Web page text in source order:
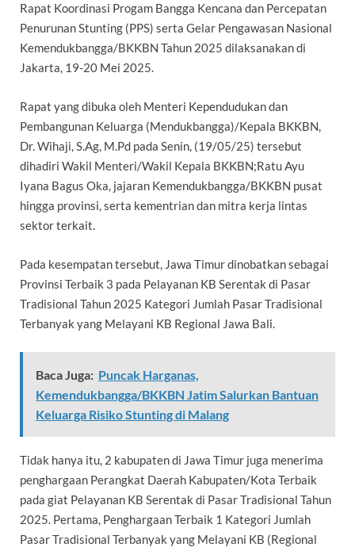
Rapat Koordinasi Progam Bangga Kencana dan Percepatan
Penurunan Stunting (PPS) serta Gelar Pengawasan Nasional
Kemendukbangga/BKKBN Tahun 2025 dilaksanakan di
Jakarta, 19-20 Mei 2025.
Rapat yang dibuka oleh Menteri Kependudukan dan
Pembangunan Keluarga (Mendukbangga)/Kepala BKKBN,
Dr. Wihaji, S.Ag, M.Pd pada Senin, (19/05/25) tersebut
dihadiri Wakil Menteri/Wakil Kepala BKKBN;Ratu Ayu
Iyana Bagus Oka, jajaran Kemendukbangga/BKKBN pusat
hingga provinsi, serta kementrian dan mitra kerja lintas
sektor terkait.
Pada kesempatan tersebut, Jawa Timur dinobatkan sebagai
Provinsi Terbaik 3 pada Pelayanan KB Serentak di Pasar
Tradisional Tahun 2025 Kategori Jumlah Pasar Tradisional
Terbanyak yang Melayani KB Regional Jawa Bali.
Baca Juga: Puncak Harganas,
Kemendukbangga/BKKBN Jatim Salurkan Bantuan
Keluarga Risiko Stunting di Malang
Tidak hanya itu, 2 kabupaten di Jawa Timur juga menerima
penghargaan Perangkat Daerah Kabupaten/Kota Terbaik
pada giat Pelayanan KB Serentak di Pasar Tradisional Tahun
2025. Pertama, Penghargaan Terbaik 1 Kategori Jumlah
Pasar Tradisional Terbanyak yang Melayani KB (Regional